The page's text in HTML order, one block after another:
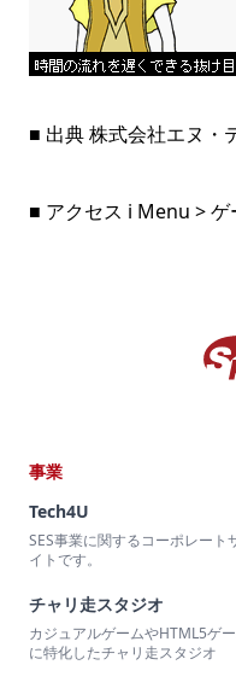
■ 出典 株式会社エヌ・
■ アクセス i Menu >
事業
Tech4U
SES事業に関するコーポレート
イトです。
チャリ走スタジオ
カジュアルゲームやHTML5ゲ
に特化したチャリ走スタジオ